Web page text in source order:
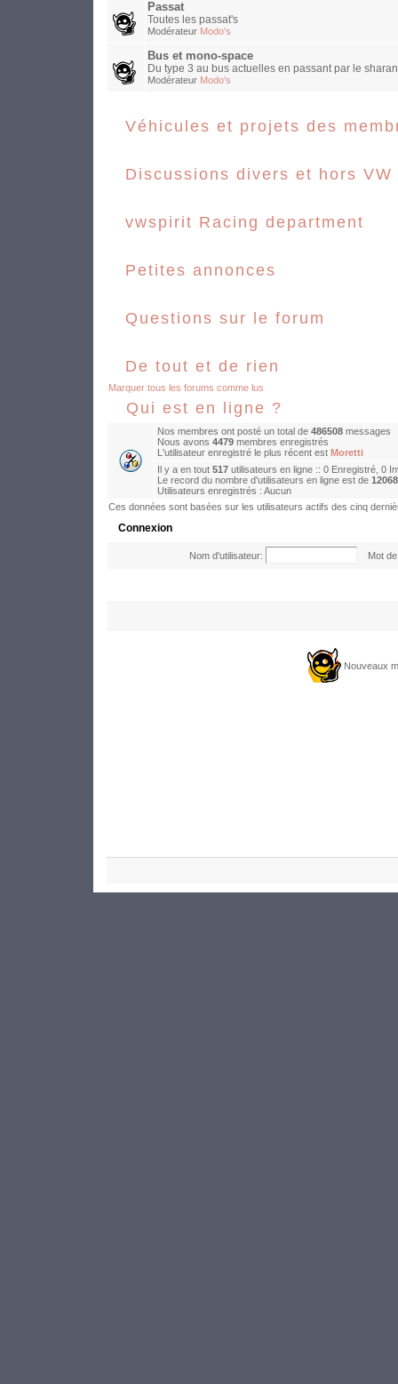
Passat
Toutes les passat's
Modérateur Modo's
Bus et mono-space
Du type 3 au bus actuelles en passant par le
Modérateur Modo's
Véhicules et projets des
Discussions divers et hors VW
vwspirit Racing department
Petites annonces
Questions sur le forum
De tout et de rien
Marquer tous les forums comme lus
Qui est en ligne ?
Nos membres ont posté un total de 486508 messages
Nous avons 4479 membres enregistrés
L'utilisateur enregistré le plus récent est Moretti
Il y a en tout 517 utilisateurs en ligne :: 0 Enregistré, 0
Le record du nombre d'utilisateurs en ligne est de 12068
Utilisateurs enregistrés : Aucun
Ces données sont basées sur les utilisateurs actifs des cinq
Connexion
Nom d'utilisateur: Mot
Nouveaux